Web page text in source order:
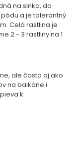
na slnko, do
a je tolerantný
Celá rastlina je
2 - 3 rastliny na 1
ale často aj ako
na balkóne i
k